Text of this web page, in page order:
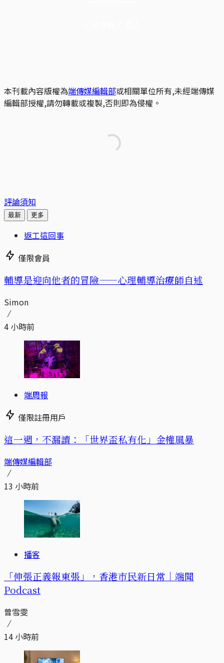
本刊載內容版權為端傳媒編輯部或相關單位所有,未經端傳媒
編輯部授權,請勿轉載或複製,否則即為侵權。
評論須知
最新 更多
返工這回事
僅限會員
輔導是迎向他者的冒險——心理輔導治療師自述
Simon
4 小時前
端周報
僅限註冊用戶
這一週，不漏讀：「世界盃私有化」金權風暴
端傳媒編輯部
13 小時前
播客
「伸張正義報東張」，香港市民新日常｜端聞
Podcast
曾雪雯
14 小時前